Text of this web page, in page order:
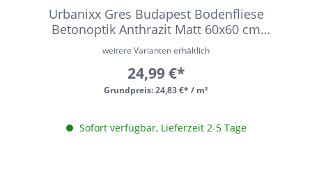
Urbanixx Gres Budapest Bodenfliese
Betonoptik Anthrazit Matt 60x60 cm
rektifiziert R10B
Grundpreis:24,83 €* / m²
weitere Varianten erhältlich
24,99 €*
Sofort verfügbar, Lieferzeit 2-5 Tage